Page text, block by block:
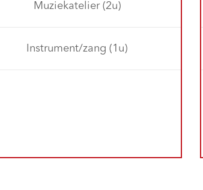
Muziekatelier (2u)
Instrument/zang (1u)